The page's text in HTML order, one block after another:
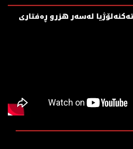
لەسەر هزرو ڕەفتاری